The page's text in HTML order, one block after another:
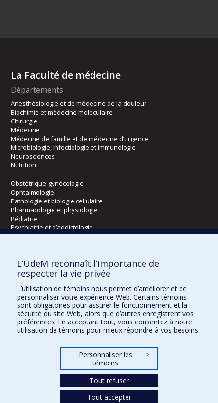
La Faculté de médecine
Départements
Anesthésiologie et de médecine de la douleur
Biochimie et médecine moléculaire
Chirurgie
Médecine
Médecine de famille et de médecine d’urgence
Microbiologie, infectiologie et immunologie
Neurosciences
Nutrition
Obstétrique-gynécologie
Ophtalmologie
Pathologie et biologie cellulaire
Pharmacologie et physiologie
Pédiatrie
Psychiatrie et d’addictologie
Radiologie, radio-oncologie et médecine nucléaire
Écoles
Orthophonie et audiologie
Réadaptation
Directions
L’UdeM reconnaît l’importance de
respecter la vie privée
L’utilisation de témoins nous permet d’améliorer et de
personnaliser votre expérience Web. Certains témoins
sont obligatoires pour assurer le fonctionnement et la
sécurité du site Web, alors que d’autres enregistrent vos
préférences. En acceptant tout, vous consentez à notre
utilisation de témoins pour mieux répondre à vos besoins.
Personnaliser les
témoins
>
Tout refuser
Tout accepter